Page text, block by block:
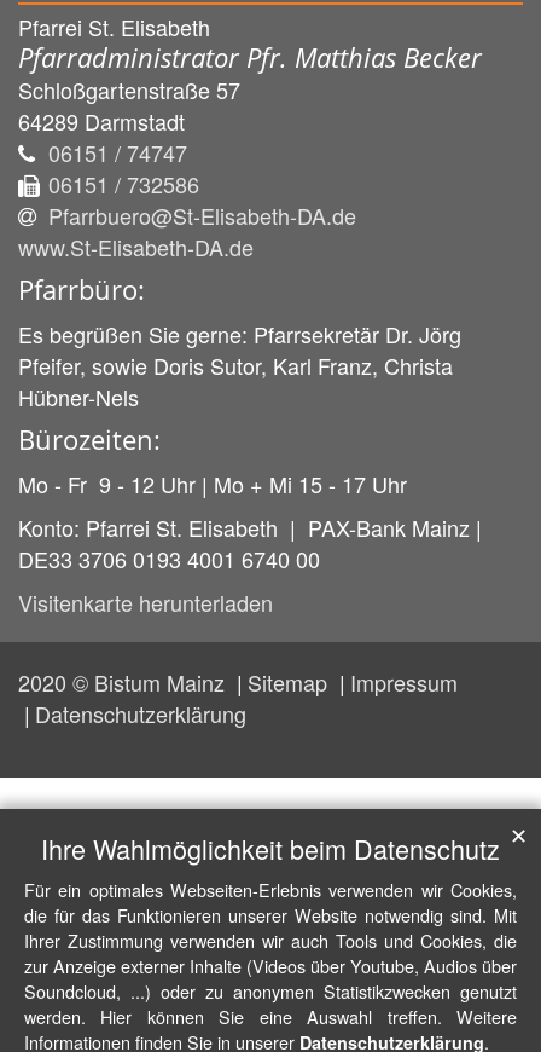
Pfarrei St. Elisabeth
Pfarradministrator Pfr. Matthias Becker
Schloßgartenstraße 57
64289 Darmstadt
06151 / 74747
06151 / 732586
Pfarrbuero@St-Elisabeth-DA.de
www.St-Elisabeth-DA.de
Pfarrbüro:
Es begrüßen Sie gerne: Pfarrsekretär Dr. Jörg
Pfeifer, sowie Doris Sutor, Karl Franz, Christa
Hübner-Nels
Bürozeiten:
Mo - Fr 9 - 12 Uhr | Mo + Mi 15 - 17 Uhr
Konto: Pfarrei St. Elisabeth | PAX-Bank Mainz |
DE33 3706 0193 4001 6740 00
Visitenkarte herunterladen
2020 © Bistum Mainz Sitemap
Impressum
Datenschutzerklärung
Ihre Wahlmöglichkeit beim Datenschutz
Für ein optimales Webseiten-Erlebnis verwenden wir Cookies,
die für das Funktionieren unserer Website notwendig sind. Mit
Ihrer Zustimmung verwenden wir auch Tools und Cookies, die
zur Anzeige externer Inhalte (Videos über Youtube, Audios über
Soundcloud, ...) oder zu anonymen Statistikzwecken genutzt
werden. Hier können Sie eine Auswahl treffen. Weitere
Informationen finden Sie in unserer Datenschutzerklärung.
✕